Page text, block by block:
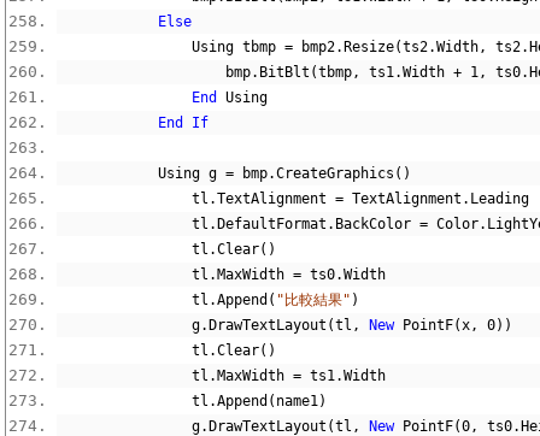
Else
                Using tbmp
= bmp2. Resize(ts2.Width, ts2.
                    bmp
. BitBlt (tbmp, ts1.Width + 1, ts0.
End
Using
End
If
            Using g
= bmp.CreateGraphics ()
                tl
.TextAlignment = TextAlignment . Leading
                tl
. DefaultFormat . BackColor = Color.
                tl
.Clear()
                tl
. MaxWidth = ts0.Width
                tl
.Append ( "比較結果" )
                g
. DrawTextLayout (tl , New PointF(x, 0))
                tl
.Clear()
                tl
. MaxWidth = ts1.Width
                tl
.Append ( name1)
                g
. DrawTextLayout (tl , New PointF(0, ts0.